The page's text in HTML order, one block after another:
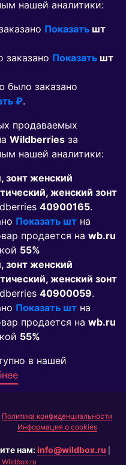
нашей аналитики:
Показать шт
заказано Показать шт
было заказано
₽.
продаваемых
Wildberries за
нашей аналитики:
зонт женский
женский зонт
40900165.
Показать шт на
продается на wb.ru
55%
зонт женский
женский зонт
40900059.
Показать шт на
продается на wb.ru
55%
в нашей
Политика конфиденциальности
Информация о cookies
нам:info@wildbox.ru